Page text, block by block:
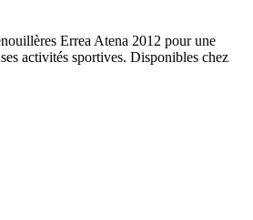
Errea Atena 2012 pour une
activités sportives. Disponibles chez